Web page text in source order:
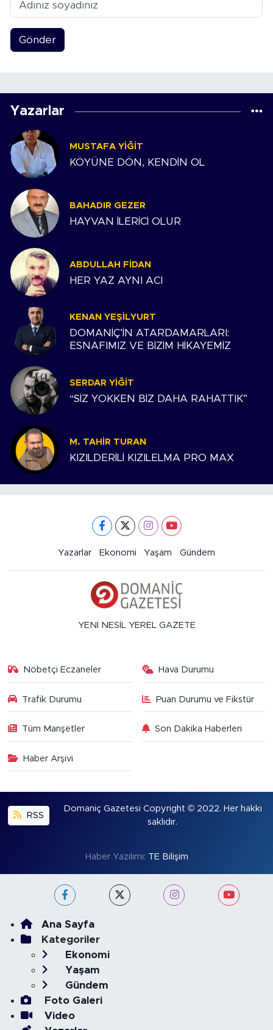
Gönder
Yazarlar
MUSTAFA YIĞIT
KÖYÜNE DÖN, KENDİN OL
BAHADIR GEZER
HAYVAN İLERİCİ OLUR
ABDULLAH FIDAN
HER YAZ AYNI ACI
KENAN YEŞILYURT
DOMANİÇ’İN ATARDAMARLARI:
ESNAFIMIZ VE BİZİM HİKAYEMİZ
SERDAR YIĞIT
“SİZ YOKKEN BİZ DAHA RAHATTIK”
M. TAHIR TURAN
KIZILDERİLİ KIZILELMA PRO MAX
Yazarlar Ekonomi Yaşam Gündem
YENİ NESİL YEREL GAZETE
Nöbetçi Eczaneler Hava Durumu
Trafik Durumu Puan Durumu ve Fikstür
Tüm Manşetler Son Dakika Haberleri
Haber Arşivi
RSS
Domaniç Gazetesi Copyright © 2022. Her hakkı
saklıdır.
Haber Yazılımı: TE Bilişim
Ana Sayfa
Kategoriler
Ekonomi
Yaşam
Gündem
Foto Galeri
Video